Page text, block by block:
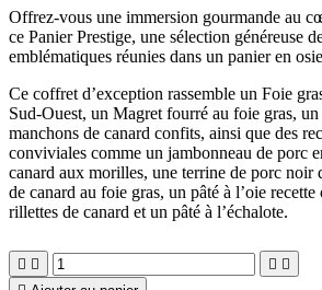
Offrez-vous une immersion gourmande au
ce Panier Prestige, une sélection généreuse
emblématiques réunies dans un panier en
Ce coffret d’exception rassemble un Foie
Sud-Ouest, un Magret fourré au foie gras, un
manchons de canard confits, ainsi que des
conviviales comme un jambonneau de porc
canard aux morilles, une terrine de porc noir
de canard au foie gras, un pâté à l’oie recette
rillettes de canard et un pâté à l’échalote.
   